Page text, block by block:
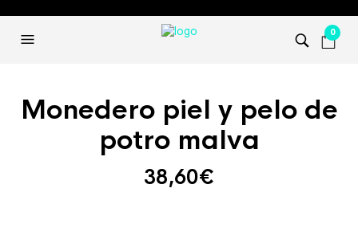
0
Monedero piel y pelo de
potro malva
38,60€